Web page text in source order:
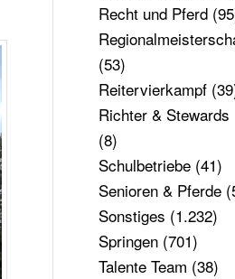
Recht und Pferd
(53)
Reitervierkampf
Richter & Stewards
(8)
Schulbetriebe(41)
Senioren & Pferde
Sonstiges (1.232)
Springen(701)
Talente Team (38)